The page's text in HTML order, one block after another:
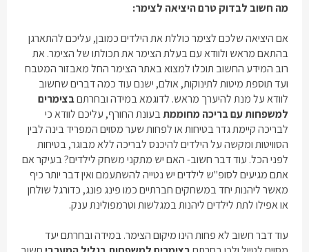
מה חשוב לבדוק טרם היציאה לצימר:
אם היציאה שלכם לצימר כוללת את הילדים כמובן, עליכם להתארגן
בהתאם מראש ולוודא עם בעלת הצימר את תכולתו של הצימר. את
רוב המידע החשוב תוכלו למצוא באתר הצימר החל מאבזור המטבח
ועד תוספת מיטות לתינוקות, אולם, ישנם עוד כמה דברים שחשוב
לוודא על מנת להיערך מראש. לדוגמא במידה ובחרתםבצימרים
למשפחות עם בריכה מחוממתבעונת החורף, עליכם לוודא כי
לבריכה קיימת גדר בטיחות או לפחות שער מסוים המפריד בינה לבין
הסוויטות ומקשה על הילדים להיכנס לבריכה ללא מבוגר, בטיחות
לפני הכל. עוד דבר חשוב- האם יש מתקני משחק לילדים? בעיקר אם
אתם מגיעים לסופ"ש לילדים יש נטייה להשתעמם ואין דבר יותר כיף
מאשר ליהנות יחד במשחקים חברתיים כמו פינג פונג, כדורגל שולחן
או אפילו לתת לילדים ליהנות במגלשות וטרמפולינת ענק.
עוד דבר חשוב לא פחות הינו מיקום הצימר. במידה ובחרתם יעד